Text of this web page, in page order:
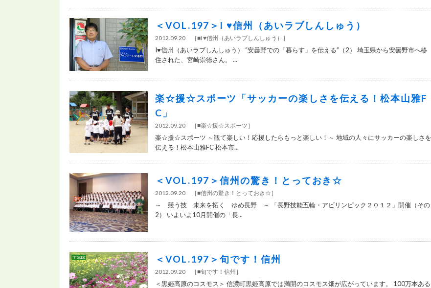
＜VOL.197＞I ♥信州（あいラブしんしゅう）
2012.09.20 ［■I ♥信州（あいラブしんしゅう） ］
I♥信州（あいラブしんしゅう） “安曇野での「暮らす」を伝える”（2） 埼玉県から安曇野市へ移
住された、宮崎崇徳さん。 ...
楽☆援☆スポーツ「サッカーの楽しさを伝える！松本山雅F
C」
2012.09.20 ［■楽☆援☆スポーツ ］
楽☆援☆スポーツ ～観て楽しい！応援したらもっと楽しい！～ 地域の人々にサッカーの楽しさを
伝える！松本山雅FC 松本市...
＜VOL.197＞信州の驚き！とっておき☆
2012.09.20 ［■信州の驚き！とっておき☆ ］
～ 競う技 未来を拓く ゆめ長野 ～ 「長野技能五輪・アビリンピック２０１２」開催（その
2） いよいよ10月開催の「長...
＜VOL.197＞旬です！信州
2012.09.20 ［■旬です！信州 ］
＜黒姫高原のコスモス＞ 信濃町黒姫高原では満開のコスモス畑が広がっています。 100万本ある